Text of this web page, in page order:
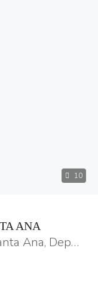
10
ANA
República de El Salvador